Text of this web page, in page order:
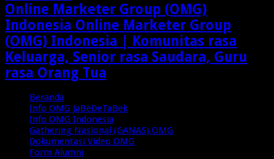
Online Marketer Group (OMG)
Indonesia Online Marketer Group
(OMG) Indonesia | Komunitas rasa
Keluarga, Senior rasa Saudara, Guru
rasa Orang Tua
Beranda
Info OMG JaBeDeTaBek
Info OMG Indonesia
Gathering Nasional (GANAS) OMG
Dokumentasi Video OMG
Form Alumni